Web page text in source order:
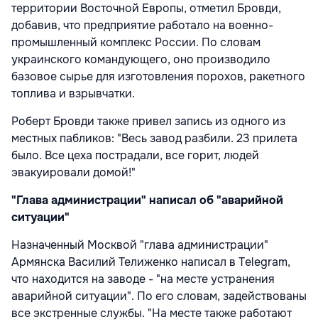
территории Восточной Европы, отметил Бровди,
добавив, что предприятие работало на военно-
промышленный комплекс России. По словам
украинского командующего, оно производило
базовое сырье для изготовления порохов, ракетного
топлива и взрывчатки.
Роберт Бровди также привел запись из одного из
местных пабликов: "Весь завод разбили. 23 прилета
было. Все цеха пострадали, все горит, людей
эвакуировали домой!"
"Глава администрации" написал об "аварийной
ситуации"
Назначенный Москвой "глава администрации"
Армянска Василий Телиженко написал в Telegram,
что находится на заводе - "на месте устранения
аварийной ситуации". По его словам, задействованы
все экстренные службы. "На месте также работают